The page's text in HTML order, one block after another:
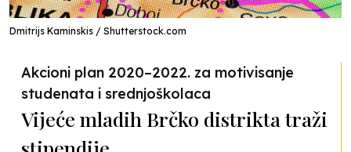
Dmitrijs Kaminskis / Shutterstock.com
Akcioni plan 2020–2022. za motivisanje
studenata i srednjoškolaca
Vijeće mladih Brčko distrikta traži